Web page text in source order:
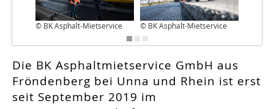
© BK Asphalt-Mietservice © BK Asphalt-Mietservice
Die BK Asphaltmietservice GmbH aus
Fröndenberg bei Unna und Rhein ist erst
seit September 2019 im